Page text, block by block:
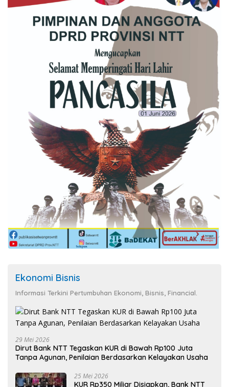
Ekonomi Bisnis
Informasi Terkini Pertumbuhan Ekonomi, Bisnis, Financial.
29 Mei 2026
Dirut Bank NTT Tegaskan KUR di Bawah Rp100 Juta
Tanpa Agunan, Penilaian Berdasarkan Kelayakan Usaha
25 Mei 2026
KUR Rp350 Miliar Disiapkan, Bank NTT